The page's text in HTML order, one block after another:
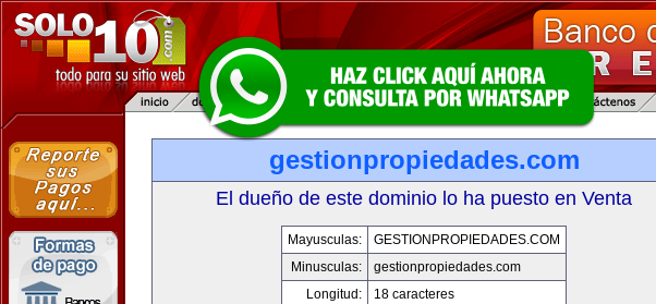
gestionpropiedades.com
El dueño de este dominio lo ha puesto en Venta
Mayusculas:
GESTIONPROPIEDADES.COM
Minusculas:
gestionpropiedades.com
Longitud:
18 caracteres